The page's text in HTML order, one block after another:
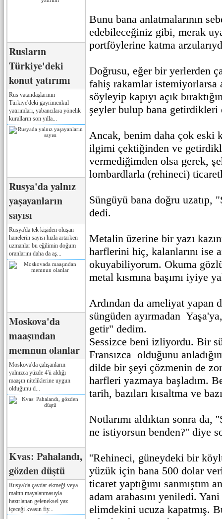
Rusların
Türkiye'deki
konut yatırımı
Rus vatandaşlarının
Türkiye'deki gayrimenkul
yatırımları, yabancılara yönelik
kuralların son yılla...
Rusya'da yalnız
yaşayanların
sayısı
Rusya'da tek kişiden oluşan
hanelerin sayısı hızla artarken
uzmanlar bu eğilimin doğum
oranlarını daha da aş...
Moskova'da
maaşından
memnun olanlar
Moskova'da çalışanların
yalnızca yüzde 4'ü aldığı
maaşın niteliklerine uygun
olduğunu d...
Kvas: Pahalandı,
gözden düştü
Rusya'da çavdar ekmeği veya
maltın mayalanmasıyla
hazırlanan geleneksel yaz
içeceği kvasın fiy...
Bunu bana anlatmalarının
edebileceğiniz gibi, merak
portföylerine katma
Doğrusu, eğer bir yerlerden
fahiş rakamlar istemiyorlarsa
söyleyip kapıyı açık
şeyler bulup bana getirdikleri
Ancak, benim daha çok eski
ilgimi çektiğinden ve
vermediğimden olsa gerek,
lombardlarla (rehineci)
Süngüyü bana doğru uzatıp,
dedi.
Metalin üzerine bir yazı
harflerini hiç, kalanlarını ise
okuyabiliyorum. Okuma
metal kısmına başımı iyiye
Ardından da ameliyat yapan
süngüden ayırmadan
getir" dedim.
Sessizce beni izliyordu. Bir
Fransızca olduğunu
dilde bir şeyi çözmenin de
harfleri yazmaya başladım.
tarih, bazıları kısaltma ve
Notlarımı aldıktan sonra da,
ne istiyorsun benden?'' diye
''Rehineci, güneydeki bir
yüzük için bana 500 dolar
ticaret yaptığımı sanmıştım
adam arabasını yeniledi.
elimdekini ucuza kapatmış.